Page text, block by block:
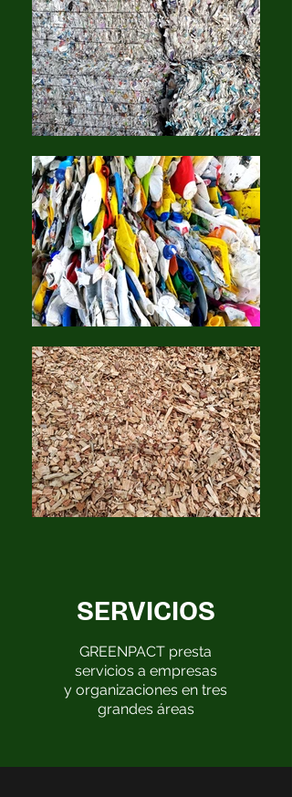
SERVICIOS
GREENPACT presta
servicios a empresas
y organizaciones en tres
grandes áreas